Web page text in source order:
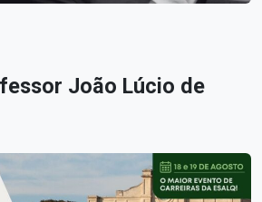
João Lúcio de